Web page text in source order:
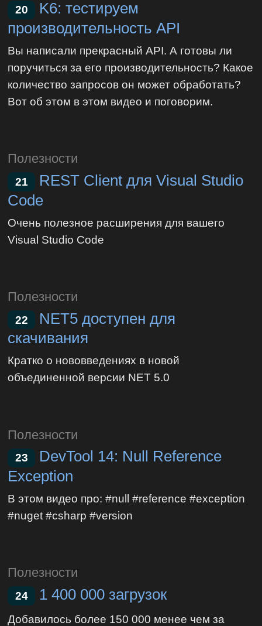
20
K6: тестируем
производительность API
Вы написали прекрасный API. А готовы ли
поручиться за его производительность? Какое
количество запросов он может обработать?
Вот об этом в этом видео и поговорим.
Полезности
21
REST Client для Visual Studio
Code
Очень полезное расширения для вашего
Visual Studio Code
Полезности
22
NET5 доступен для
скачивания
Кратко о нововведениях в новой
объединенной версии NET 5.0
Полезности
23
DevTool 14: Null Reference
Exception
В этом видео про: #null #reference #exception
#nuget #csharp #version
Полезности
24 1 400 000 загрузок
Добавилось более 150 000 менее чем за